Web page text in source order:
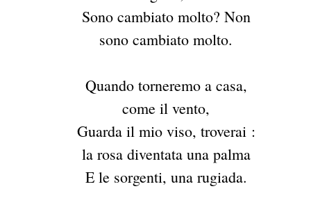
Sono cambiato molto? Non
sono cambiato molto.
Quando torneremo a casa,
come il vento,
Guarda il mio viso, troverai :
la rosa diventata una palma
E le sorgenti, una rugiada.